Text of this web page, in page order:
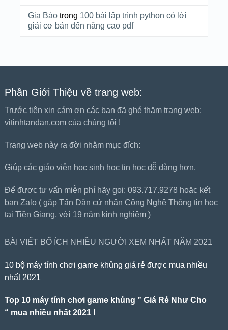
Gia Bảotrong 100 bài lập trình python có lời
giải cơ bản đến nâng cao pdf
Phần Giới Thiệu về trang web:
Trước tiên xin cám ơn các bạn đã ghé thăm trang web:
vitinhtandan.com của chúng tôi !
Trang web này ra đời nhằm mục đích:
Giúp các giáo viên học sinh học tin học dễ dàng hơn.
Để được tư vấn miễn phí hãy gọi: 093.717.9278 hoặc kết
bạn Zalo ( gặp Tấn Dân cử nhân Công Nghệ Thông tin học
tại Tiền Giang, với 19 năm kinh nghiệm )
BÀI VIẾT BỔ ÍCH NHIỀU NGƯỜI XEM NHẤT NĂM 2021
10 bộ máy tính chơi game khủng giá rẻ được mua nhiều
nhất 2021
Top 10 máy tính chơi game khủng ” Giá Rẻ Như Cho
“ mua nhiều nhất 2021 !